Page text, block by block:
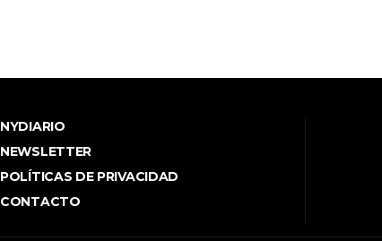
NYDIARIO
NEWSLETTER
POLÍTICAS DE PRIVACIDAD
CONTACTO